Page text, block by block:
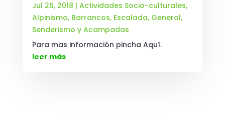
Jul 26, 2018 | Actividades Socio-culturales,
Alpinismo, Barrancos, Escalada, General,
Senderismo y Acampadas
Para mas información pincha Aquí.
leer más